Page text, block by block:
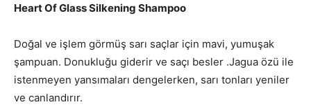
Heart Of Glass Silkening Shampoo
Doğal ve işlem görmüş sarı saçlar için mavi, yumuşak
şampuan. Donukluğu giderir ve saçı besler .Jagua özü ile
istenmeyen yansımaları dengelerken, sarı tonları yeniler
ve canlandırır.